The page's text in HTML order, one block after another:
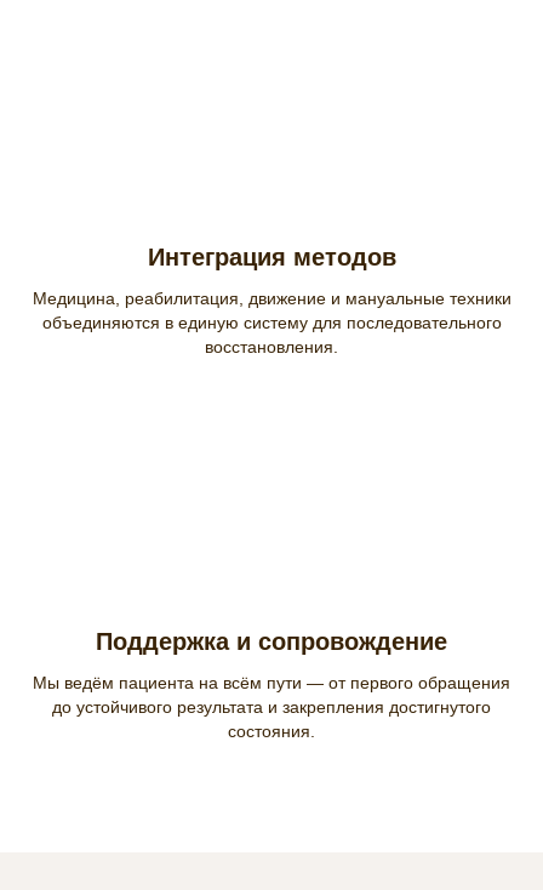
Интеграция методов
Медицина, реабилитация, движение и мануальные техники
объединяются в единую систему для последовательного
восстановления.
Поддержка и сопровождение
Мы ведём пациента на всём пути — от первого обращения
до устойчивого результата и закрепления достигнутого
состояния.